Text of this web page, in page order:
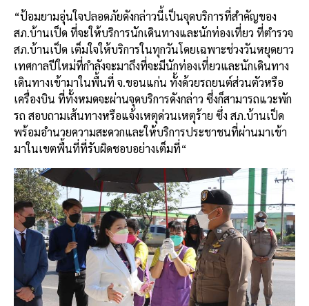
“ป้อมยามอุ่นใจปลอดภัยดังกล่าวนี้เป็นจุดบริการที่สำคัญของ
สภ.บ้านเป็ด ที่จะให้บริการนักเดินทางและนักท่องเที่ยว ที่ตำรวจ
สภ.บ้านเป็ด เต็มใจให้บริการในทุกวันโดยเฉพาะช่วงวันหยุดยาว
เทศกาลปีใหม่ที่กำลังจะมาถึงที่จะมีนักท่องเที่ยวและนักเดินทาง
เดินทางเข้ามาในพื้นที่ จ.ขอนแก่น ทั้งด้วยรถยนต์ส่วนตัวหรือ
เครื่องบิน ที่ทั้งหมดจะผ่านจุดบริการดังกล่าว ซึ่งก็สามารถแวะพัก
รถ สอบถามเส้นทางหรือแจ้งเหตุด่วนเหตุร้าย ซึ่ง สภ.บ้านเป็ด
พร้อมอำนวยความสะดวกและให้บริการประชาชนที่ผ่านมาเข้า
มาในเขตพื้นที่ที่รับผิดชอบอย่างเต็มที่“